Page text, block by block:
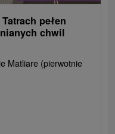
pełen
chwil
Matliare (pierwotnie